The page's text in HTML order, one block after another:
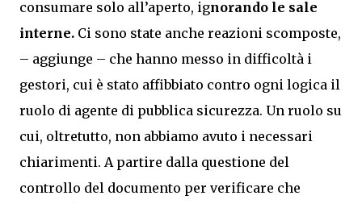
consumare solo all’aperto, ignorando le sale
interne. Ci sono state anche reazioni scomposte,
– aggiunge – che hanno messo in difficoltà i
gestori, cui è stato affibbiato contro ogni logica il
ruolo di agente di pubblica sicurezza. Un ruolo su
cui, oltretutto, non abbiamo avuto i necessari
chiarimenti. A partire dalla questione del
controllo del documento per verificare che